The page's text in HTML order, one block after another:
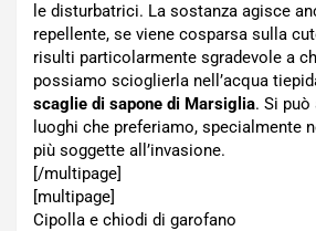
le disturbatrici. La sostanza agisce
repellente, se viene cosparsa sulla
risulti particolarmente sgradevole a
possiamo scioglierla nell’acqua
scaglie di sapone di Marsiglia. Si può
luoghi che preferiamo, specialmente
più soggette all’invasione.
[/multipage]
[multipage]
Cipolla e chiodi di garofano